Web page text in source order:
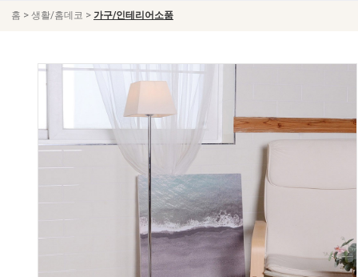
홈 > 생활/홈데코 > 가구/인테리어소품